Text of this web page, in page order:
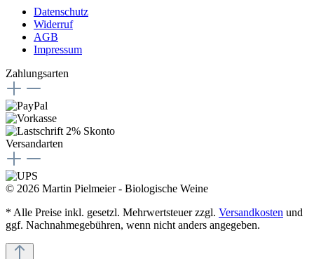
Datenschutz
Widerruf
AGB
Impressum
Zahlungsarten
Versandarten
© 2026 Martin Pielmeier - Biologische Weine
* Alle Preise inkl. gesetzl. Mehrwertsteuer zzgl. Versandkosten und
ggf. Nachnahmegebühren, wenn nicht anders angegeben.